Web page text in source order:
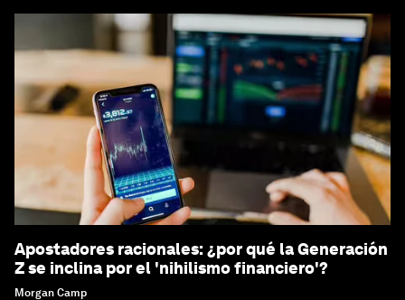
Apostadores racionales: ¿por qué la Generación
Z se inclina por el 'nihilismo financiero'?
Morgan Camp